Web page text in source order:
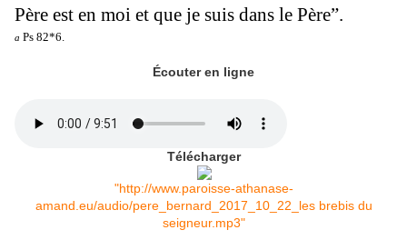
Père est en moi et que je suis dans le Père”.
a Ps 82*6.
Écouter en ligne
Télécharger
"http://www.paroisse-athanase-
amand.eu/audio/pere_bernard_2017_10_22_les brebis du
seigneur.mp3"